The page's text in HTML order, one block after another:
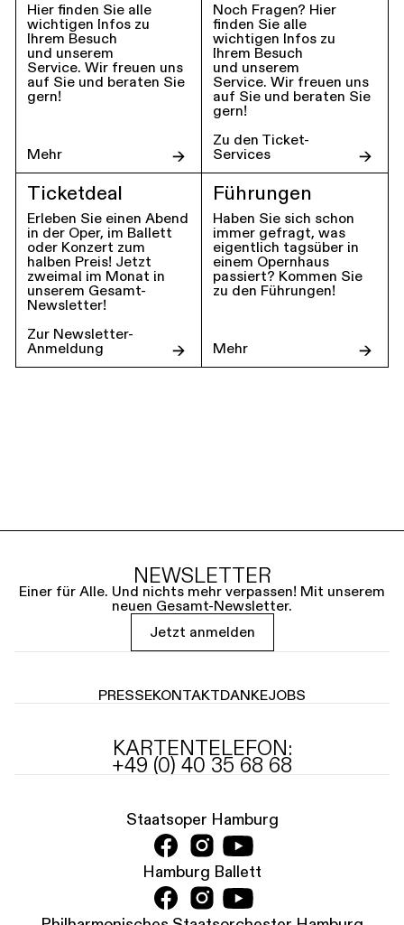
Hier finden Sie alle
wichtigen Infos zu
Ihrem Besuch
und unserem
Service. Wir freuen uns
auf Sie und beraten Sie
gern!
Mehr
Noch Fragen? Hier
finden Sie alle
wichtigen Infos zu
Ihrem Besuch
und unserem
Service. Wir freuen uns
auf Sie und beraten Sie
gern!
Zu den Ticket-
Services
Ticketdeal
Erleben Sie einen Abend
in der Oper, im Ballett
oder Konzert zum
halben Preis! Jetzt
zweimal im Monat in
unserem Gesamt-
Newsletter!
Zur Newsletter-
Anmeldung
Führungen
Haben Sie sich schon
immer gefragt, was
eigentlich tagsüber in
einem Opernhaus
passiert? Kommen Sie
zu den Führungen!
Mehr
NEWSLETTER
Einer für Alle. Und nichts mehr verpassen! Mit unserem
neuen Gesamt-Newsletter.
Jetzt anmelden
PRESSEKONTAKTDANKEJOBS
KARTENTELEFON:
+49 (0) 40 35 68 68
Staatsoper Hamburg
Hamburg Ballett